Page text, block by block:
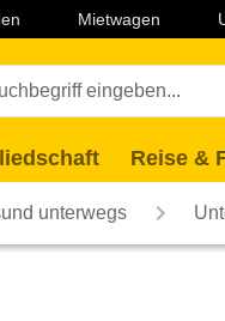
Mietwagen
Reise &
unterwegs